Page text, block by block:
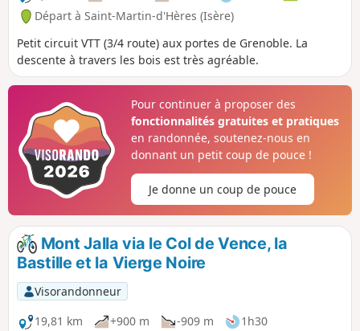
Départ à Saint-Martin-d'Hères (Isère)
Petit circuit VTT (3/4 route) aux portes de Grenoble. La
descente à travers les bois est très agréable.
Pour continuer à proposer des
fonctionnalités gratuites et pratiques
en randonnée, soutenez-nous en
donnant un petit coup de pouce !
Je donne un coup de pouce
Mont Jalla via le Col de Vence, la
Bastille et la Vierge Noire
Visorandonneur
19,81 km
+900 m -909 m 1h30